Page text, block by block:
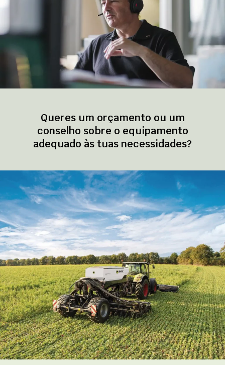
Queres um orçamento ou um
conselho sobre o equipamento
adequado às tuas necessidades?